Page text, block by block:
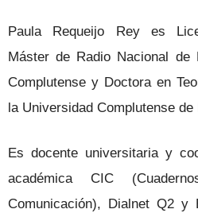
Paula Requeijo Rey es
Máster de Radio Nacional de
Complutense y Doctora en
la Universidad Complutense de
Es docente universitaria y
académica CIC
Comunicación), Dialnet Q2 y